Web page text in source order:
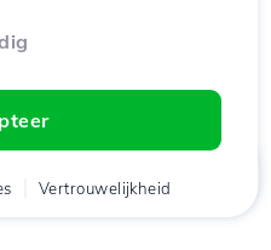
Vertrouwelijkheid
Chat